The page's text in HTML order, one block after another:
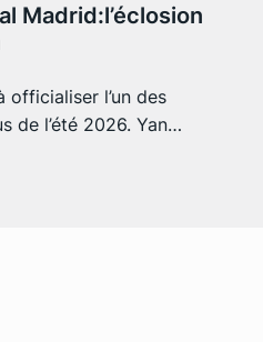
Madrid:l’éclosion
officialiser l’un des
de l’été 2026. Yan…